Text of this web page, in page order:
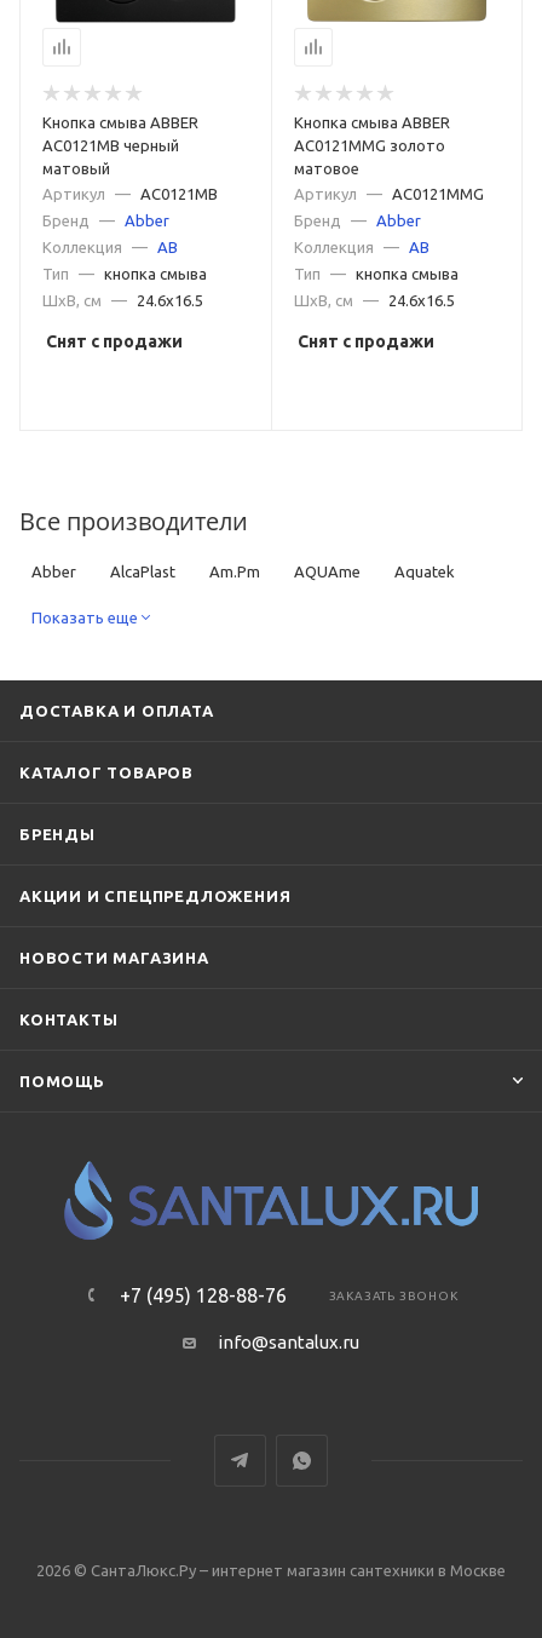
Кнопка смыва ABBER
AC0121MB черный
матовый
Артикул
—
AC0121MB
Бренд
—
Abber
Коллекция
—
AB
Тип
— кнопка смыва
ШxВ, см
— 24.6x16.5
Снят с продажи
Кнопка смыва ABBER
AC0121MMG золото
матовое
Артикул
—
AC0121MMG
Бренд
—
Abber
Коллекция
—
AB
Тип
—
кнопка смыва
ШxВ, см
— 24.6x16.5
Снят с продажи
Все производители
Abber AlcaPlast Am.Pm AQUAme Aquatek
ArtCeram Benesque
Jacob Delafon Laufen
Показать еще
ДОСТАВКА И ОПЛАТА
КАТАЛОГ ТОВАРОВ
БРЕНДЫ
АКЦИИ И СПЕЦПРЕДЛОЖЕНИЯ
НОВОСТИ МАГАЗИНА
КОНТАКТЫ
ПОМОЩЬ
+7 (495) 128-88-76 ЗАКАЗАТЬ ЗВОНОК
info@santalux.ru
2026 © СантаЛюкс.Ру – интернет магазин сантехники в Москве